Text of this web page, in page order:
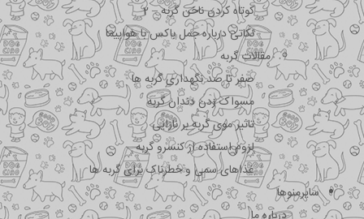
کوتاه کردن ناخن گربه – 2
نکاتی درباره جمل باکس با هواپیما
مقالات گربه
صفر تا صد نگهداری گربه ها
مسواک زدن دندان گربه
تاثیر موی گربه بر نازایی
لزوم استفاده از کنسرو گربه
غذاهای سمی و خطرناک برای گربه ها
سایرمنوها